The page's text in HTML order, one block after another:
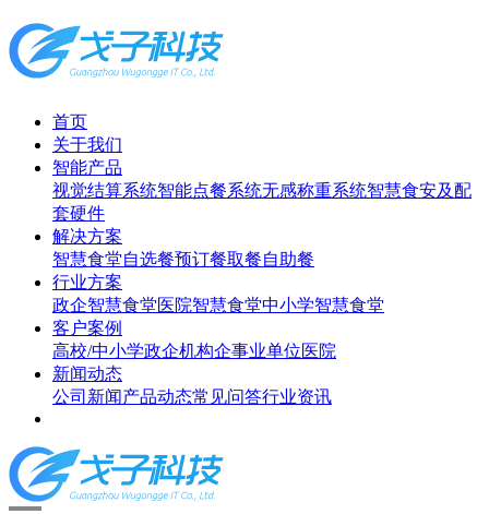
首页
关于我们
智能产品
视觉结算系统智能点餐系统无感称重系统智慧食安及配
套硬件
解决方案
智慧食堂自选餐预订餐取餐自助餐
行业方案
政企智慧食堂医院智慧食堂中小学智慧食堂
客户案例
高校/中小学政企机构企事业单位医院
新闻动态
公司新闻产品动态常见问答行业资讯